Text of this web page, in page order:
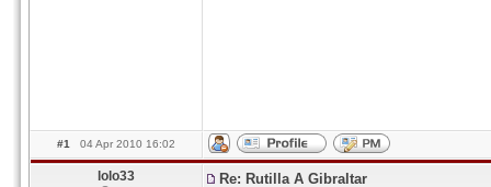
#1 04 Apr 2010 16:02
lolo33 Re: Rutilla A Gibraltar